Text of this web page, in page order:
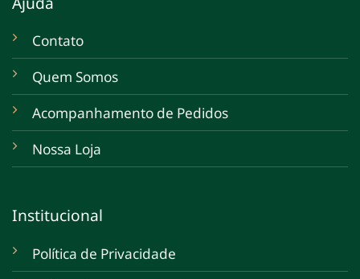
Contato
Quem Somos
Acompanhamento de Pedidos
Nossa Loja
Institucional
Política de Privacidade